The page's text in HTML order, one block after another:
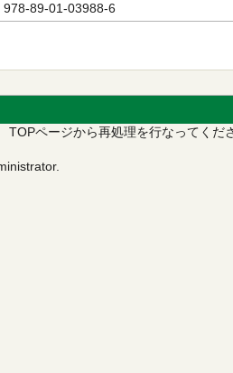
978-89-01-03988-6
TOPページから再処理を行なってくだ